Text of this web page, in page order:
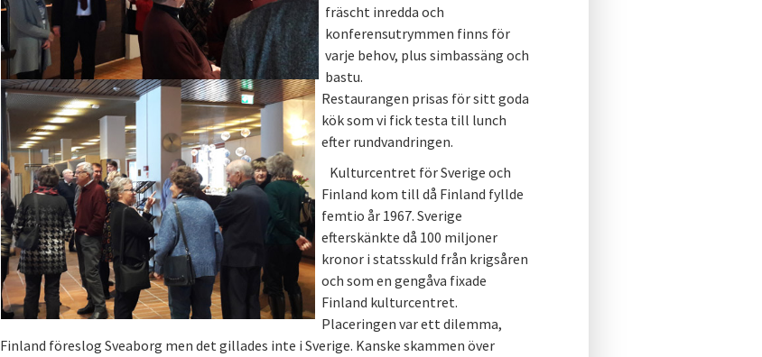
fräscht inredda och
konferensutrymmen finns för
varje behov, plus simbassäng och
bastu.
Restaurangen prisas för sitt goda
kök som vi fick testa till lunch
efter rundvandringen.
Kulturcentret för Sverige och
Finland kom till då Finland fyllde
femtio år 1967. Sverige
efterskänkte då 100 miljoner
kronor i statsskuld från krigsåren
och som en gengåva fixade
Finland kulturcentret.
Placeringen var ett dilemma,
Finland föreslog Sveaborg men det gillades inte i Sverige. Kanske skammen över